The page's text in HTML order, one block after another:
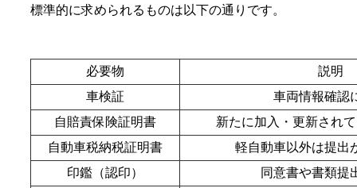
標準的に求められるものは以下の通りです。
必要物
説明
車検証
車両情報確認
自賠責保険証明書
新たに加入・更新され
自動車税納税証明書
軽自動車以外は提出
印鑑（認印）
同意書や書類提